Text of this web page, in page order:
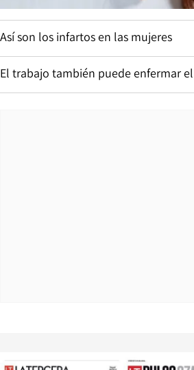
Así son los infartos en las mujeres
El trabajo también puede enfermar
Opens in new